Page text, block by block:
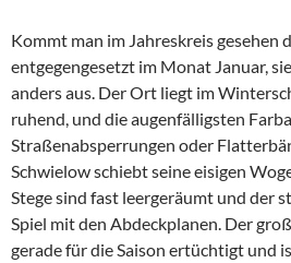
Kommt man im Jahreskreis gesehen
entgegengesetzt im Monat Januar,
anders aus. Der Ort liegt im
ruhend, und die augenfälligsten
Straßenabsperrungen oder
Schwielow schiebt seine eisigen
Stege sind fast leergeräumt und der
Spiel mit den Abdeckplanen. Der
gerade für die Saison ertüchtigt und